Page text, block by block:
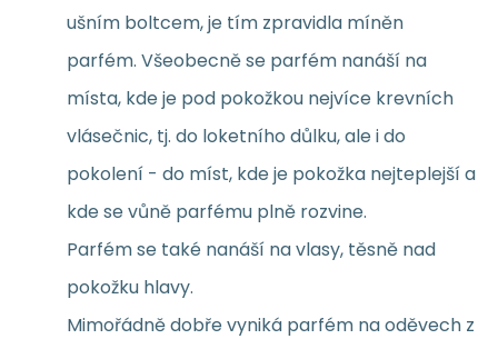
ušním boltcem, je tím zpravidla míněn
parfém. Všeobecně se parfém nanáší na
místa, kde je pod pokožkou nejvíce krevních
vlásečnic, tj. do loketního důlku, ale i do
pokolení - do míst, kde je pokožka nejteplejší a
kde se vůně parfému plně rozvine.
Parfém se také nanáší na vlasy, těsně nad
pokožku hlavy.
Mimořádně dobře vyniká parfém na oděvech z